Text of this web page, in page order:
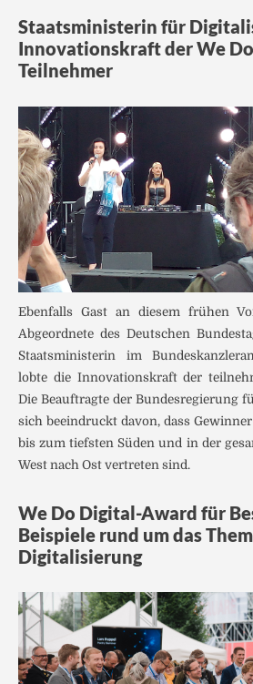
Staatsministerin für
Innovationskraft der We
Teilnehmer
Ebenfalls Gast an diesem frühen
Abgeordnete des Deutschen
Staatsministerin im
lobte die Innovationskraft der
Die Beauftragte der Bundesregierung
sich beeindruckt davon, dass
bis zum tiefsten Süden und in der
West nach Ost vertreten sind.
We Do Digital-Award für
Beispiele rund um das
Digitalisierung